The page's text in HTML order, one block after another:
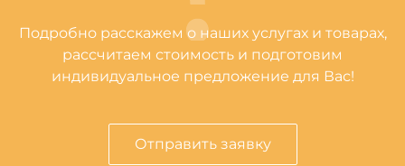
Подробно расскажем о наших услугах и товарах,
рассчитаем стоимость и подготовим
индивидуальное предложение для Вас!
Отправить заявку